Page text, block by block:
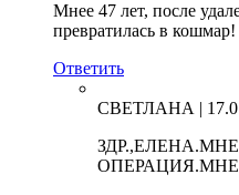
Мнее 47 лет, после
превратилась в
Ответить
СВЕТЛАНА |
ОПЕРАЦИЯ.МНЕ